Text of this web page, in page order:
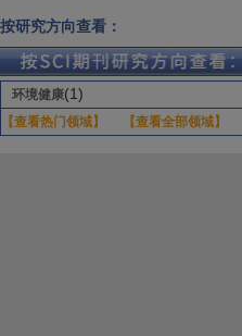
按研究方向查看：
环境健康(1)
【查看热门领域】 【查看全部领域】